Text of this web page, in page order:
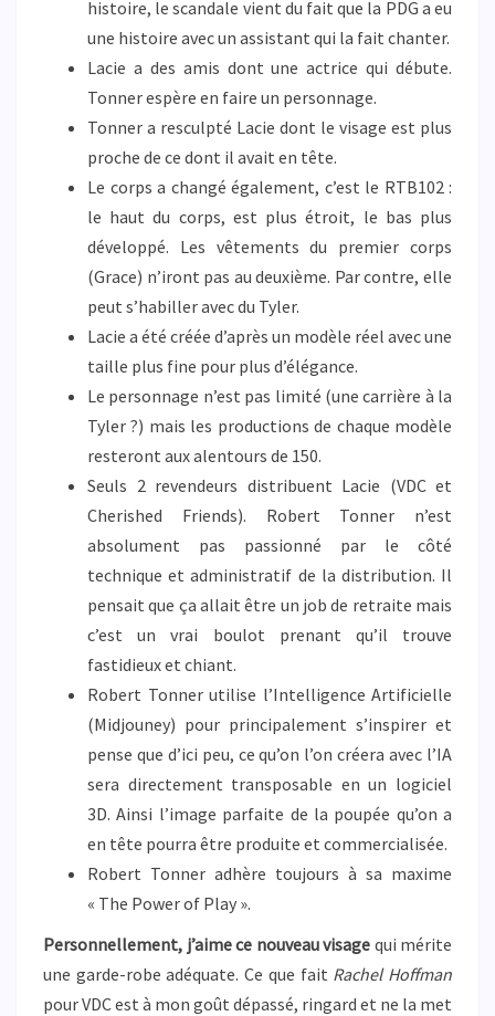
histoire, le scandale vient du fait que la PDG a eu
une histoire avec un assistant qui la fait chanter.
Lacie a des amis dont une actrice qui débute.
Tonner espère en faire un personnage.
Tonner a resculpté Lacie dont le visage est plus
proche de ce dont il avait en tête.
Le corps a changé également, c’est le RTB102 :
le haut du corps, est plus étroit, le bas plus
développé. Les vêtements du premier corps
(Grace) n’iront pas au deuxième. Par contre, elle
peut s’habiller avec du Tyler.
Lacie a été créée d’après un modèle réel avec une
taille plus fine pour plus d’élégance.
Le personnage n’est pas limité (une carrière à la
Tyler ?) mais les productions de chaque modèle
resteront aux alentours de 150.
Seuls 2 revendeurs distribuent Lacie (VDC et
Cherished Friends). Robert Tonner n’est
absolument pas passionné par le côté
technique et administratif de la distribution. Il
pensait que ça allait être un job de retraite mais
c’est un vrai boulot prenant qu’il trouve
fastidieux et chiant.
Robert Tonner utilise l’Intelligence Artificielle
(Midjouney) pour principalement s’inspirer et
pense que d’ici peu, ce qu’on l’on créera avec l’IA
sera directement transposable en un logiciel
3D. Ainsi l’image parfaite de la poupée qu’on a
en tête pourra être produite et commercialisée.
Robert Tonner adhère toujours à sa maxime
« The Power of Play ».
Personnellement, j’aime ce nouveau visage qui mérite
une garde-robe adéquate. Ce que fait Rachel Hoffman
pour VDC est à mon goût dépassé, ringard et ne la met